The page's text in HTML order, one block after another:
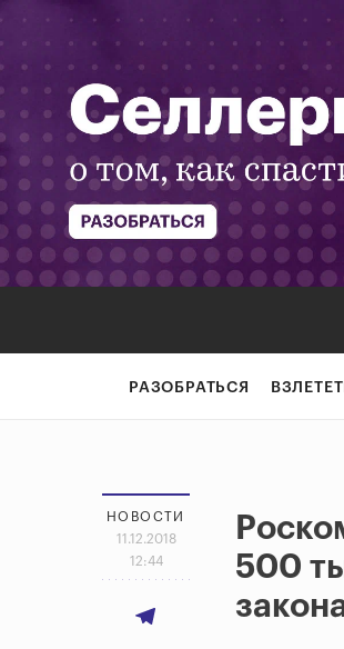
РАЗОБРАТЬСЯ
НОВОСТИ
11.12.2018
12:44
500